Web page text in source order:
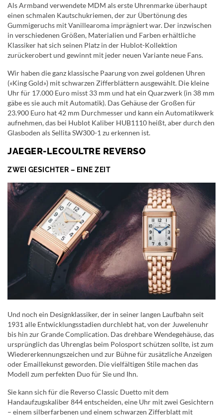
Als Armband verwendete MDM als erste Uhrenmarke überhaupt
einen schmalen Kautschukriemen, der zur Übertönung des
Gummigeruchs mit Vanillearoma imprägniert war. Der inzwischen
in verschiedenen Größen, Materialien und Farben erhältliche
Klassiker hat sich seinen Platz in der Hublot-Kollektion
zurückerobert und gewinnt mit jeder neuen Variante neue Fans.
Wir haben die ganz klassische Paarung von zwei goldenen Uhren
(«King Gold») mit schwarzen Zifferblättern ausgewählt. Die kleine
Uhr für 17.000 Euro misst 33 mm und hat ein Quarzwerk (in 38 mm
gäbe es sie auch mit Automatik). Das Gehäuse der Großen für
23.900 Euro hat 42 mm Durchmesser und kann ein Automatikwerk
aufnehmen, das bei Hublot Kaliber HUB1110 heißt, aber durch den
Glasboden als Sellita SW300-1 zu erkennen ist.
JAEGER-LECOULTRE REVERSO
ZWEI GESICHTER – EINE ZEIT
Und noch ein Designklassiker, der in seiner langen Laufbahn seit
1931 alle Entwicklungsstadien durchlebt hat, von der Juwelenuhr
bis hin zur Grande Complication. Das drehbare Wendegehäuse, das
ursprünglich das Uhrenglas beim Polosport schützen sollte, ist zum
Wiedererkennungszeichen und zur Bühne für zusätzliche Anzeigen
oder Emaillekunst geworden. Die vielfältigen Stile machen das
Modell zum perfekten Duo für Sie und Ihn.
Sie kann sich für die Reverso Classic Duetto mit dem
Handaufzugskaliber 844 entscheiden, eine Uhr mit zwei Gesichtern
– einem silberfarbenen und einem schwarzen Zifferblatt mit